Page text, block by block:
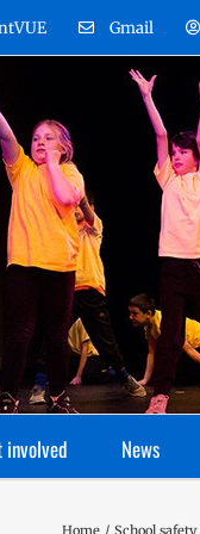
Gmail
involved News
Home School